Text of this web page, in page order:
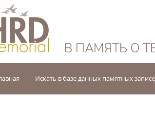
Memorial —
В ПАМЯТЬ О
Искать в базе данных памятных